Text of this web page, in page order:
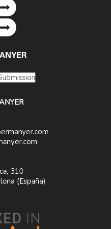
310
(España)